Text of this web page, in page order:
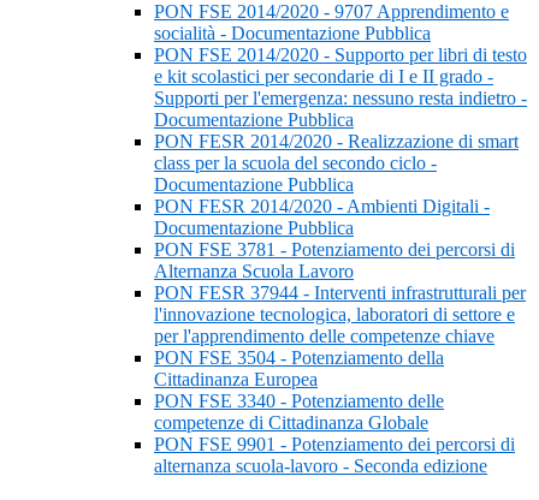
PON FSE 2014/2020 - 9707 Apprendimento e
socialità - Documentazione Pubblica
PON FSE 2014/2020 - Supporto per libri di testo
e kit scolastici per secondarie di I e II grado -
Supporti per l'emergenza: nessuno resta indietro -
Documentazione Pubblica
PON FESR 2014/2020 - Realizzazione di smart
class per la scuola del secondo ciclo -
Documentazione Pubblica
PON FESR 2014/2020 - Ambienti Digitali -
Documentazione Pubblica
PON FSE 3781 - Potenziamento dei percorsi di
Alternanza Scuola Lavoro
PON FESR 37944 - Interventi infrastrutturali per
l'innovazione tecnologica, laboratori di settore e
per l'apprendimento delle competenze chiave
PON FSE 3504 - Potenziamento della
Cittadinanza Europea
PON FSE 3340 - Potenziamento delle
competenze di Cittadinanza Globale
PON FSE 9901 - Potenziamento dei percorsi di
alternanza scuola-lavoro - Seconda edizione